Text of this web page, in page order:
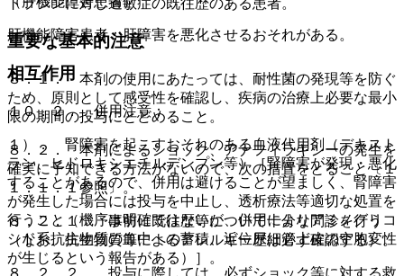
肝機能障害患者：肝障害を悪化させるおそれがある。
相互作用
１０．２． 併用注意：
１）． 腎障害を起こすおそれのある血液代用剤（デキスト
ラン、ヒドロキシエチルデンプン等）［腎障害が発現・悪化
することがあるので、併用は避けることが望ましく、腎障害
が発生した場合には投与を中止し、透析療法等適切な処置を
行うこと（機序は明確ではないが、併用によりアミノグリコ
シド系抗生物質の血中への蓄積、近位尿細管上皮の空胞変性
が生じるという報告がある）］。
重要な基本的注意
８．１． 本剤の使用にあたっては、耐性菌の発現等を防ぐ
ため、原則として感受性を確認し、疾病の治療上必要な最小
限の期間の投与にとどめること。
８．２． 本剤によるショック、アナフィラキシーの発生を
確実に予知できる方法がないので、次の措置をとること〔１
１．１．１参照〕。
８．２．１． 事前に既往歴等について十分な問診を行う
（なお、抗生物質等によるアレルギー歴は必ず確認する）。
８．２．２． 投与に際しては、必ずショック等に対する救